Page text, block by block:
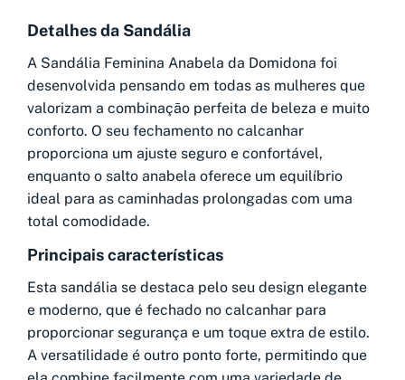
Detalhes da Sandália
A Sandália Feminina Anabela da Domidona foi
desenvolvida pensando em todas as mulheres que
valorizam a combinação perfeita de beleza e muito
conforto. O seu fechamento no calcanhar
proporciona um ajuste seguro e confortável,
enquanto o salto anabela oferece um equilíbrio
ideal para as caminhadas prolongadas com uma
total comodidade.
Principais características
Esta sandália se destaca pelo seu design elegante
e moderno, que é fechado no calcanhar para
proporcionar segurança e um toque extra de estilo.
A versatilidade é outro ponto forte, permitindo que